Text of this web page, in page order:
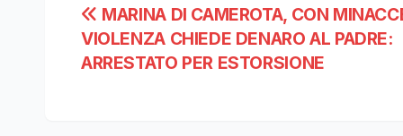
Navigazione
articoli
MARINA DI CAMEROTA, CON
VIOLENZA CHIEDE DENARO AL PADRE:
ARRESTATO PER ESTORSIONE